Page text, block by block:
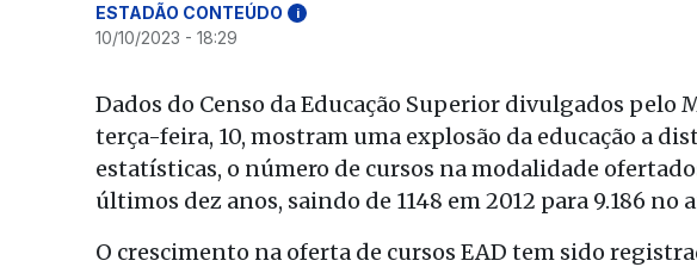
ESTADÃO CONTEÚDO i
10/10/2023 - 18:29
Dados do Censo da Educação Superior divulgados pelo
terça-feira, 10, mostram uma explosão da educação a
estatísticas, o número de cursos na modalidade
últimos dez anos, saindo de 1148 em 2012 para 9.186 no
O crescimento na oferta de cursos EAD tem sido